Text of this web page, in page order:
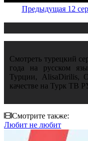
Предыдущая 12
Смотреть турецкий
года на русском
Турции, AlisaDirilis,
качестве на Турк ТВ
Смотрите также:
Любит не любит